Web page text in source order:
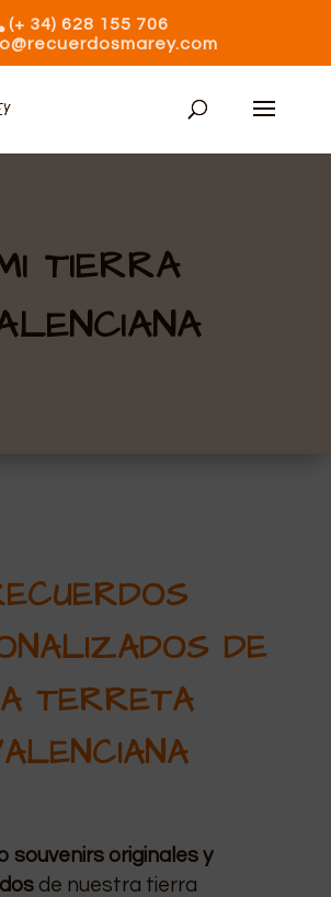
(+ 34) 628 155 706
TIERRA
DE
TERRETA
souvenirs originales y
de nuestra tierra